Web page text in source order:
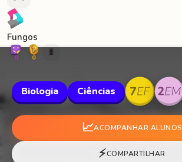
Fungos
0 0 🐛
Biologia Ciências
📈ACOMPANHAR ALUNOS
⚡COMPARTILHAR